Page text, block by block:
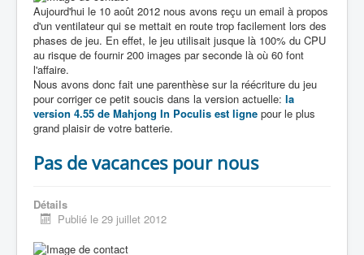
Aujourd'hui le 10 août 2012 nous avons reçu un email à propos
d'un ventilateur qui se mettait en route trop facilement lors des
phases de jeu. En effet, le jeu utilisait jusque là 100% du CPU
au risque de fournir 200 images par seconde là où 60 font
l'affaire.
Nous avons donc fait une parenthèse sur la réécriture du jeu
pour corriger ce petit soucis dans la version actuelle: la
version 4.55 de Mahjong In Poculis est ligne pour le plus
grand plaisir de votre batterie.
Pas de vacances pour nous
Détails
Publié le 29 juillet 2012